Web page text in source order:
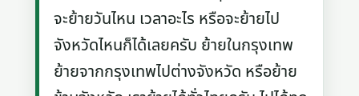
จะย้ายวันไหน เวลาอะไร หรือจะย้ายไป
จังหวัดไหนก็ได้เลยครับ ย้ายในกรุงเทพ
ย้ายจากกรุงเทพไปต่างจังหวัด หรือย้าย